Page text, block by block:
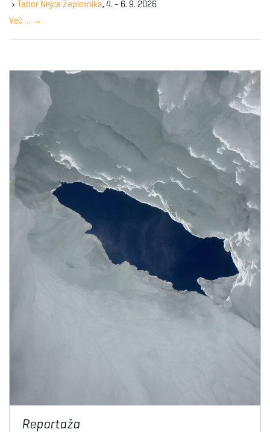
y
w
r
Tabor Nejca Zaplotnika, 4. - 6. 9. 2026
Več … →